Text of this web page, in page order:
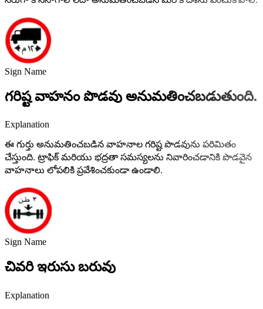
Sign Name
గరిష్ట వాహనం పొడవు అనుమతించబడుతుంది.
Explanation
ఈ గుర్తు అనుమతించబడిన వాహనాల గరిష్ట పొడవును పరిమితం
చేస్తుంది. ట్రాఫిక్ మరియు భద్రతా సమస్యలను నివారించడానికి పొడవైన
వాహనాలు లోపలికి ప్రవేశించకుండా ఉండాలి.
Sign Name
చివరి ఇరుసు బరువు
Explanation